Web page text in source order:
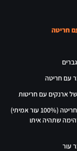
חריטה
עם חריטה
ארנקים עם חריטות
ארנק עם חריטה (100% עור אמיתי)
שתהיה איתו
עור